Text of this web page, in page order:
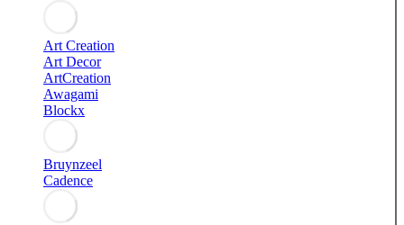
Art Creation
Art Decor
ArtCreation
Awagami
Blockx
Bruynzeel
Cadence